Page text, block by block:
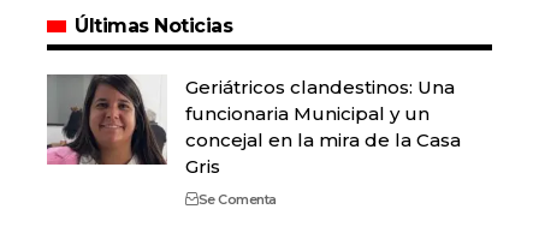
Últimas Noticias
Geriátricos clandestinos: Una
funcionaria Municipal y un
concejal en la mira de la Casa
Gris
Se Comenta